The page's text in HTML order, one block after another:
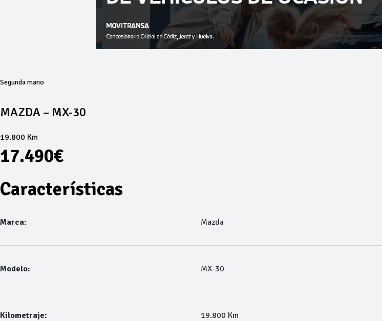
Segunda mano
MAZDA – MX-30
19.800 Km
17.490€
Características
Marca: Mazda
Modelo: MX-30
Kilometraje: 19.800 Km